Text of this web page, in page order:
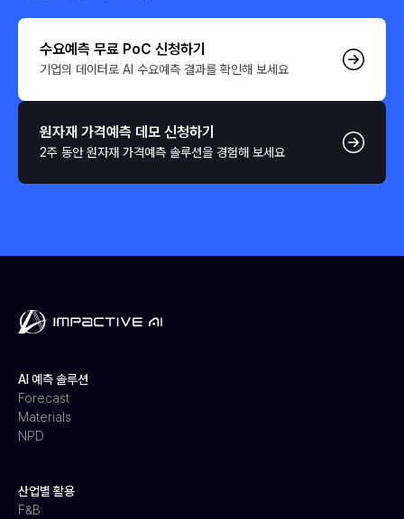
수요예측 무료 PoC 신청하기
기업의 데이터로 AI 수요예측 결과를 확인해 보세요
원자재 가격예측 데모 신청하기
2주 동안 원자재 가격예측 솔루션을 경험해 보세요
AI 예측 솔루션
Forecast
Materials
NPD
산업별 활용
F&B